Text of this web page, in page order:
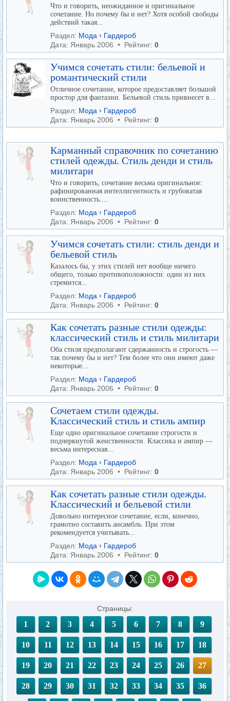
Что и говорить, неожиданное и оригинальное
сочетание. Но почему бы и нет? Хотя особой свободы
действий такая...
Раздел: Мода › Гардероб
Дата: Январь 2006 • Рейтинг: 0
Учимся сочетать стили: бельевой и
романтический стили
Отличное сочетание, которое предоставляет большой
простор для фантазии. Бельевой стиль привнесет в...
Раздел: Мода › Гардероб
Дата: Январь 2006 • Рейтинг: 0
Карманный справочник по сочетанию
стилей одежды. Стиль денди и стиль
милитари
Что и говорить, сочетание весьма оригинальное:
рафинированная интеллигентность и грубоватая
воинственность....
Раздел: Мода › Гардероб
Дата: Январь 2006 • Рейтинг: 0
Учимся сочетать стили: стиль денди и
бельевой стиль
Казалось бы, у этих стилей нет вообще ничего
общего, только противоположности: один из них
стремится...
Раздел: Мода › Гардероб
Дата: Январь 2006 • Рейтинг: 0
Как сочетать разные стили одежды:
классический стиль и стиль милитари
Оба стиля предполагают сдержанность и строгость —
так почему бы и нет? Тем более что они имеют даже
некоторые...
Раздел: Мода › Гардероб
Дата: Январь 2006 • Рейтинг: 0
Сочетаем стили одежды.
Классический стиль и стиль ампир
Еще одно оригинальное сочетание строгости и
подчеркнутой женственности. Классика и ампир —
весьма интересная...
Раздел: Мода › Гардероб
Дата: Январь 2006 • Рейтинг: 0
Как сочетать разные стили одежды.
Классический и бельевой стили
Довольно интересное сочетание, если, конечно,
грамотно составить ансамбль. При этом
рекомендуется учитывать...
Раздел: Мода › Гардероб
Дата: Январь 2006 • Рейтинг: 0
Страницы:
1 2 3 4 5 6 7 8 9
10 11 12 13 14 15 16 17 18
19 20 21 22 23 24 25 26 27
28 29 30 31 32 33 34 35 36